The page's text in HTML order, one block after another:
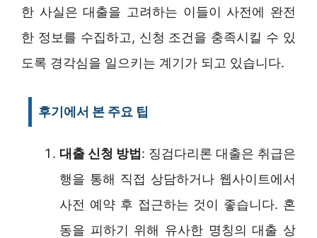
한 사실은 대출을 고려하는 이들이 사전에 완전
한 정보를 수집하고, 신청 조건을 충족시킬 수 있
도록 경각심을 일으키는 계기가 되고 있습니다.
후기에서 본 주요 팁
대출 신청 방법: 징검다리론 대출은 취급은
행을 통해 직접 상담하거나 웹사이트에서
사전 예약 후 접근하는 것이 좋습니다. 혼
동을 피하기 위해 유사한 명칭의 대출 상